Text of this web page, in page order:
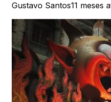
Gustavo Santos11 meses